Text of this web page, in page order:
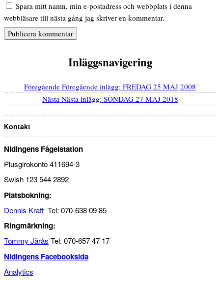
Spara mitt namn, min e-postadress och webbplats i denna
webbläsare till nästa gång jag skriver en kommentar.
Inläggsnavigering
Föregående Föregående inlägg: FREDAG 25 MAJ 2008
Nästa Nästa inlägg: SÖNDAG 27 MAJ 2018
Kontakt
Nidingens Fågelstation
Plusgirokonto 411694-3
Swish 123 544 2892
Platsbokning:
Dennis Kraft Tel: 070-638 09 85
Ringmärkning:
Tommy Järås Tel: 070-657 47 17
Nidingens Facebooksida
Analytics